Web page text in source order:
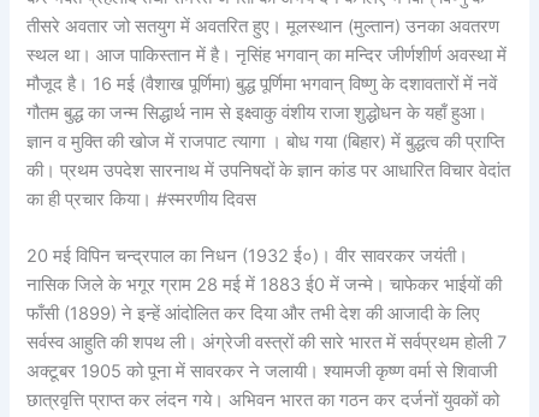
तीसरे अवतार जो सतयुग में अवतरित हुए। मूलस्थान (मुल्तान) उनका अवतरण
स्थल था। आज पाकिस्तान में है। नृसिंह भगवान् का मन्दिर जीर्णशीर्ण अवस्था में
मौजूद है। 16 मई (वैशाख पूर्णिमा) बुद्ध पूर्णिमा भगवान् विष्णु के दशावतारों में नवें
गौतम बुद्ध का जन्म सिद्धार्थ नाम से इक्ष्वाकु वंशीय राजा शुद्धोधन के यहाँ हुआ।
ज्ञान व मुक्ति की खोज में राजपाट त्यागा । बोध गया (बिहार) में बुद्धत्व की प्राप्ति
की। प्रथम उपदेश सारनाथ में उपनिषदों के ज्ञान कांड पर आधारित विचार वेदांत
का ही प्रचार किया। #स्मरणीय दिवस
20 मई विपिन चन्द्रपाल का निधन (1932 ई०)। वीर सावरकर जयंती।
नासिक जिले के भगूर ग्राम 28 मई में 1883 ई0 में जन्मे। चाफेकर भाईयों की
फाँसी (1899) ने इन्हें आंदोलित कर दिया और तभी देश की आजादी के लिए
सर्वस्व आहुति की शपथ ली। अंग्रेजी वस्त्रों की सारे भारत में सर्वप्रथम होली 7
अक्टूबर 1905 को पूना में सावरकर ने जलायी। श्यामजी कृष्ण वर्मा से शिवाजी
छात्रवृत्ति प्राप्त कर लंदन गये। अभिवन भारत का गठन कर दर्जनों युवकों को